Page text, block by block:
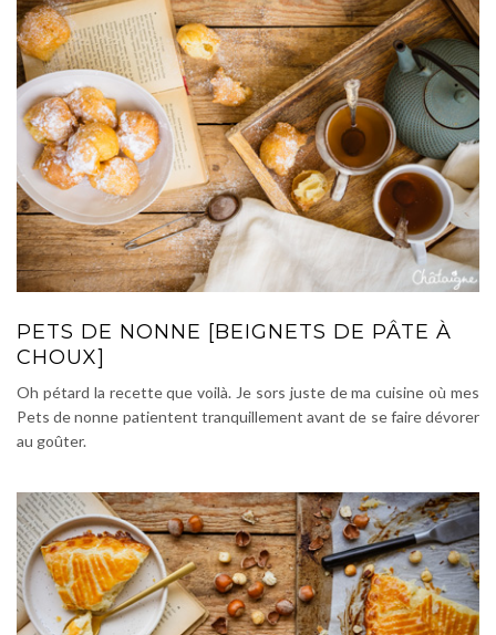
PETS DE NONNE [BEIGNETS DE PÂTE À
CHOUX]
Oh pétard la recette que voilà. Je sors juste de ma cuisine où mes
Pets de nonne patientent tranquillement avant de se faire dévorer
au goûter.